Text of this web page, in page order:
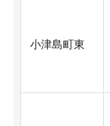
小津島町東